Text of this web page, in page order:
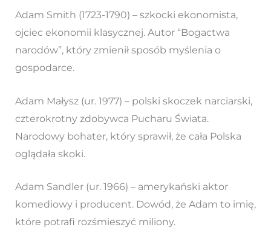
Adam Smith (1723-1790) – szkocki ekonomista,
ojciec ekonomii klasycznej. Autor “Bogactwa
narodów”, który zmienił sposób myślenia o
gospodarce.
Adam Małysz (ur. 1977) – polski skoczek narciarski,
czterokrotny zdobywca Pucharu Świata.
Narodowy bohater, który sprawił, że cała Polska
oglądała skoki.
Adam Sandler (ur. 1966) – amerykański aktor
komediowy i producent. Dowód, że Adam to imię,
które potrafi rozśmieszyć miliony.